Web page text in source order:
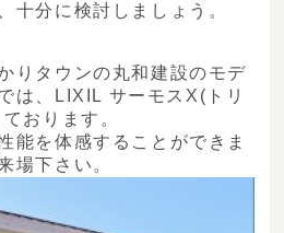
十分に検討しましょう。
りタウンの丸和建設のモデ
は、LIXIL サーモスX(トリ
おります。
能を体感することができま
場下さい。